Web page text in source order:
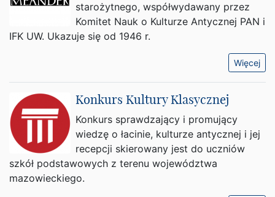
starożytnego, współwydawany przez
Komitet Nauk o Kulturze Antycznej PAN i
IFK UW. Ukazuje się od 1946 r.
Więcej
Konkurs Kultury Klasycznej
Konkurs sprawdzający i promujący
wiedzę o łacinie, kulturze antycznej i jej
recepcji skierowany jest do uczniów
szkół podstawowych z terenu województwa
mazowieckiego.